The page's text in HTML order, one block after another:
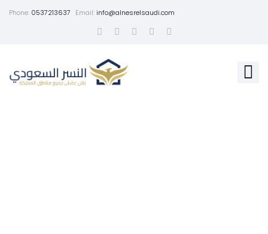
Phone: 0537213637 Email:info@alnesrelsaudi.com